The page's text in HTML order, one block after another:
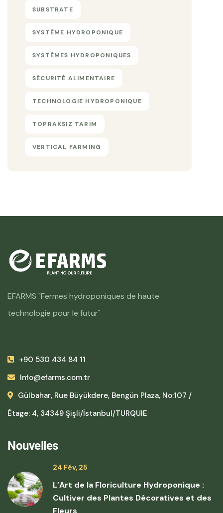
SUBSTRATE
SYSTÈME HYDROPONIQUE
SYSTÈMES HYDROPONIQUES
SÉCURITÉ ALIMENTAIRE
TECHNOLOGIE HYDROPONIQUE
TOPRAKSIZ TARIM
VERTICAL FARMING
EFARMS "Fermes hydroponiques de haute
technologie pour le futur"
+90 530 434 84 11
Info@efarms.com.tr
Gülbahar, Rue Büyükdere, Bengün Plaza, No:107 /
Étage: 4, 34349 Şişli/İstanbul/TURQUIE
Nouvelles
24 Fév, 25
L’Art de la Floriculture Hydroponique :
Cultiver des Plantes Décoratives et des